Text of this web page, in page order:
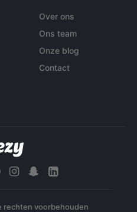
Over ons
Ons team
Onze blog
Contact
rechten voorbehouden